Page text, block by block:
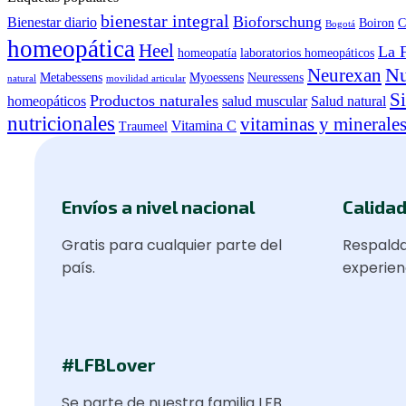
Bienestar diario bienestar integral Bioforschung Bogotá Boiron
homeopática Heel homeopatía laboratorios homeopáticos La
natural Metabessens movilidad articular Myoessens Neuressens Neurexan
homeopáticos Productos naturales salud muscular Salud natural
nutricionales Traumeel Vitamina C vitaminas y minerales
Envíos a nivel nacional
Gratis para cualquier parte del
país.
#LFBLover